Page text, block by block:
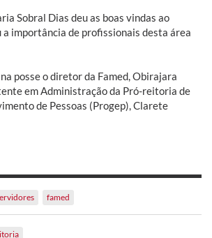
Sobral Dias deu as boas vindas ao
importância de profissionais desta área
posse o diretor da Famed, Obirajara
em Administração da Pró-reitoria de
de Pessoas (Progep), Clarete
famed